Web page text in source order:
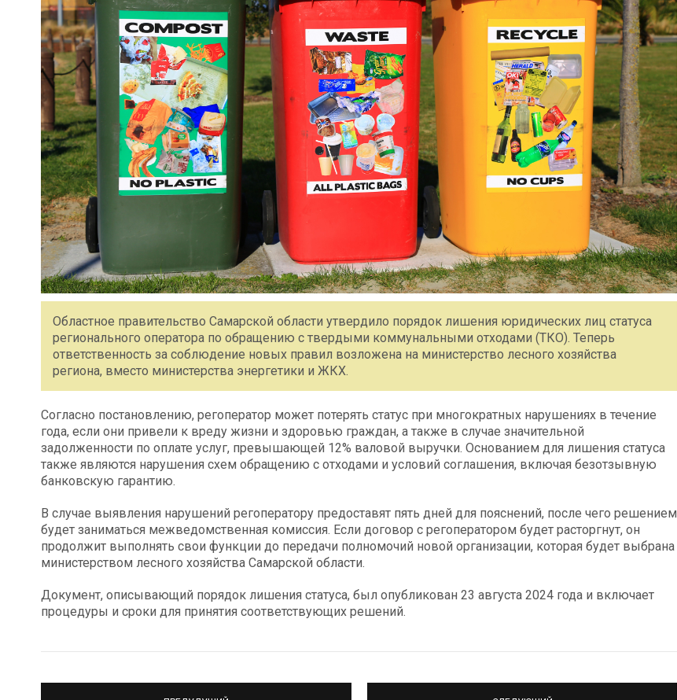
Областное правительство Самарской области утвердило порядок лишения юридических лиц статуса
регионального оператора по обращению с твердыми коммунальными отходами (ТКО). Теперь
ответственность за соблюдение новых правил возложена на министерство лесного хозяйства
региона, вместо министерства энергетики и ЖКХ.
Согласно постановлению, регоператор может потерять статус при многократных нарушениях в течение
года, если они привели к вреду жизни и здоровью граждан, а также в случае значительной
задолженности по оплате услуг, превышающей 12% валовой выручки. Основанием для лишения статуса
также являются нарушения схем обращению с отходами и условий соглашения, включая безотзывную
банковскую гарантию.
В случае выявления нарушений регоператору предоставят пять дней для пояснений, после чего решением
будет заниматься межведомственная комиссия. Если договор с регоператором будет расторгнут, он
продолжит выполнять свои функции до передачи полномочий новой организации, которая будет выбрана
министерством лесного хозяйства Самарской области.
Документ, описывающий порядок лишения статуса, был опубликован 23 августа 2024 года и включает
процедуры и сроки для принятия соответствующих решений.